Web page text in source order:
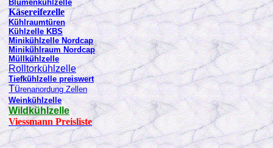
Blumenkühlzelle
Käsereifezelle
Kühlraumtüren
Kühlzelle KBS
Minikühlzelle Nordcap
Minikühlraum Nordcap
Müllkühlzelle
Rolltorkühlzelle
Tiefkühlzelle preiswert
Türenanordung Zellen
Weinkühlzelle
Wildkühlzelle
Viessmann Preisliste